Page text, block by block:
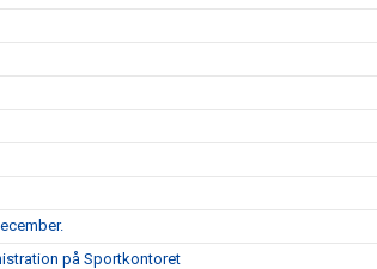
på Sportkontoret